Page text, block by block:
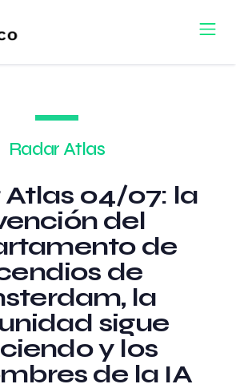
Radar Atlas
04/07: la
del
de
de
la
sigue
y los
de la IA